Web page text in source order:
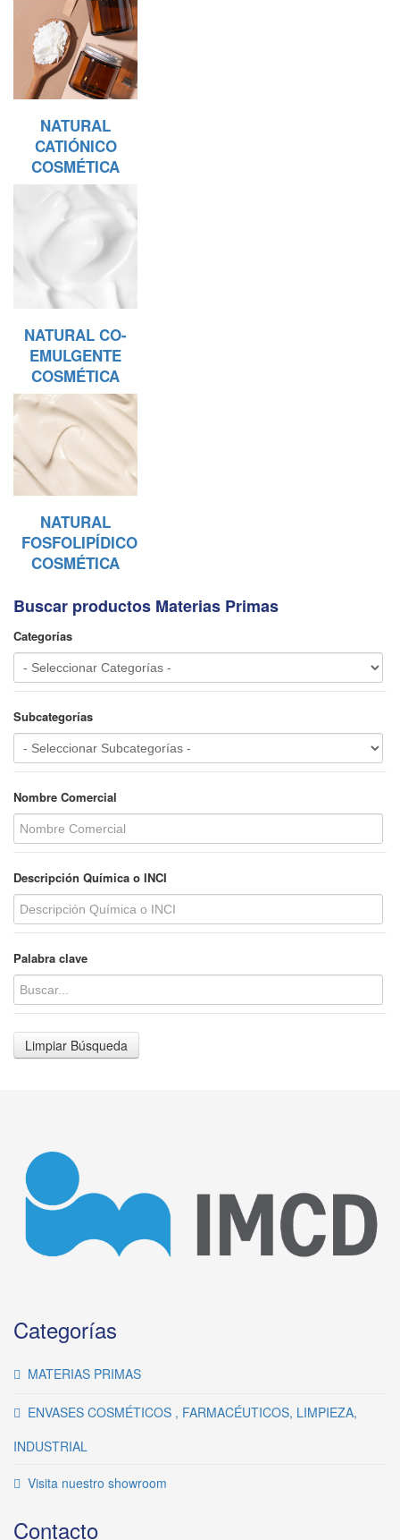
NATURAL
CATIÓNICO
COSMÉTICA
NATURAL CO-
EMULGENTE
COSMÉTICA
NATURAL
FOSFOLIPÍDICO
COSMÉTICA
Buscar productos Materias Primas
Categorías
Subcategorías
Nombre Comercial
Descripción Química o INCI
Palabra clave
Categorías
MATERIAS PRIMAS
ENVASES COSMÉTICOS , FARMACÉUTICOS, LIMPIEZA,
INDUSTRIAL
Visita nuestro showroom
Contacto